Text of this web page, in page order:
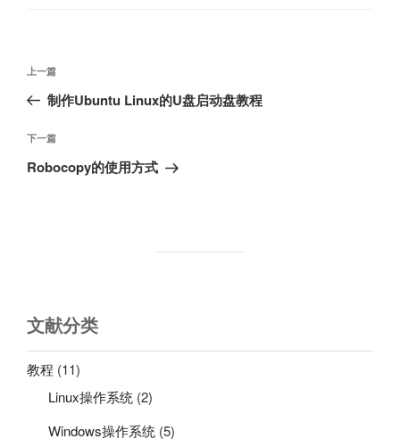
文
导
航
上
一
文
章
上一篇
制作Ubuntu Linux的U盘启动盘教程
下
一
下一篇
Robocopy的使用方式
文献分类
教程 (11)
Linux操作系统 (2)
Windows操作系统 (5)